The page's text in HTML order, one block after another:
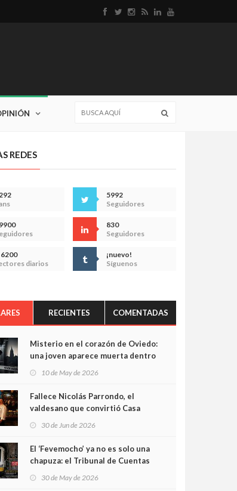
REDES
5992
Seguidores
830
Seguidores
6200
diarios
¡nuevo!
Síguenos
RECIENTES COMENTADAS
Misterio en el corazón de Oviedo:
una joven aparece muerta dentro
cámaras captan sus últimos
minutos
10 de May de 2026
Fallece Nicolás Parrondo, el
valdesano que convirtió Casa
30 de Jun de 2026
El ‘Fevemocho’ ya no es solo una
chapuza: el Tribunal de Cuentas
sobrecoste de los trenes que no
30 de May de 2026